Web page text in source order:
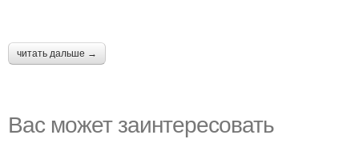
читать дальше →
Вас может заинтересовать